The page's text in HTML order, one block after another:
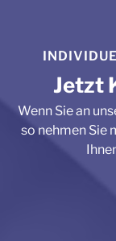
Jetzt
Wenn Sie an
so nehmen Sie